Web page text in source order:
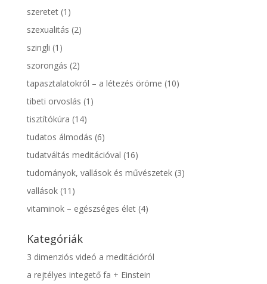
szeretet(1)
szexualitás (2)
szingli (1)
szorongás (2)
tapasztalatokról – a létezés öröme (10)
tibeti orvoslás (1)
tisztítókúra (14)
tudatos álmodás (6)
tudatváltás meditációval (16)
tudományok, vallások és művészetek(3)
vallások(11)
vitaminok – egészséges élet(4)
Kategóriák
3 dimenziós videó a meditációról
a rejtélyes integető fa + Einstein